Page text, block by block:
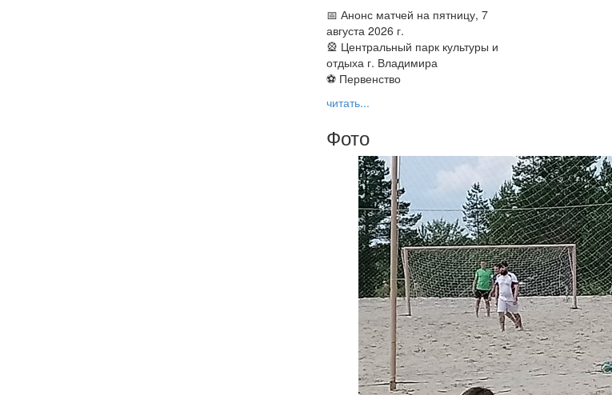
📅 Анонс матчей на пятницу, 7
августа 2026 г.
🎡 Центральный парк культуры и
отдыха г. Владимира
⚽ Первенство
читать...
Фото